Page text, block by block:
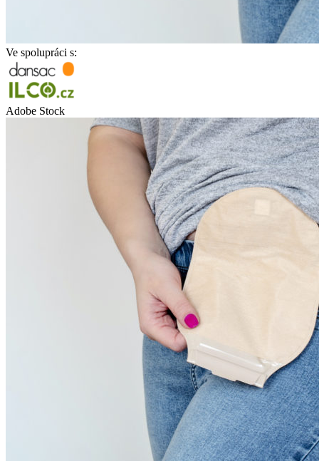
Ve spolupráci s:
Adobe Stock